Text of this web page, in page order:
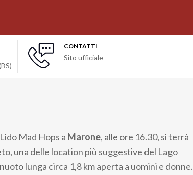
CONTATTI
Sito ufficiale
Mad Hops a Marone, alle ore 16.30, si terrà
una delle location più suggestive del Lago
lunga circa 1,8 km aperta a uomini e donne.